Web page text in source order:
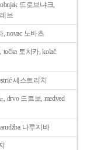
드로브냐크,
브
, novac 노바츠
točka 토치카, kolač
세스트리치
, drvo 드르보, medved
나루지바